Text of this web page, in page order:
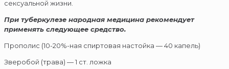
сексуальной жизни.
При туберкулезе народная медицина рекомендует
применять следующее средство.
Прополис (10-20%-ная спиртовая настойка — 40 капель)
Зверобой (трава) — 1 ст. ложка